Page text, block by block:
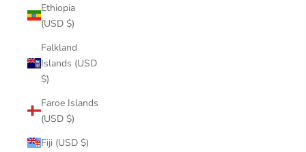
Ethiopia
(USD $)
Falkland
Islands (USD
$)
Faroe Islands
(USD $)
Fiji (USD $)